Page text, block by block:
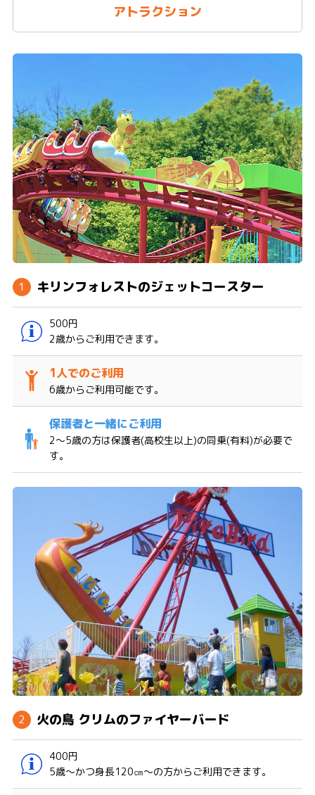
アトラクション
キリンフォレストのジェットコースター
500円
2歳からご利用できます。
6歳からご利用可能です。
2〜5歳の方は保護者(高校生以上)の同乗(有料)が必要で
す。
火の鳥 クリムのファイヤーバード
400円
5歳～かつ身長120㎝～の方からご利用できます。